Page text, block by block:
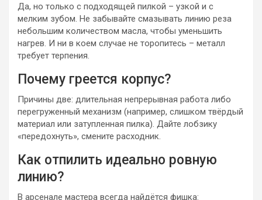
Да, но только с подходящей пилкой – узкой и с
мелким зубом. Не забывайте смазывать линию реза
небольшим количеством масла, чтобы уменьшить
нагрев. И ни в коем случае не торопитесь – металл
требует терпения.
Почему греется корпус?
Причины две: длительная непрерывная работа либо
перегруженный механизм (например, слишком твёрдый
материал или затупленная пилка). Дайте лобзику
«передохнуть», смените расходник.
Как отпилить идеально ровную
линию?
В арсенале мастера всегда найдётся фишка: